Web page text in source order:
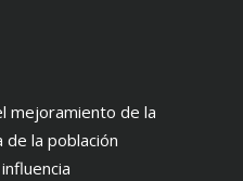
mejoramiento de la
de la población